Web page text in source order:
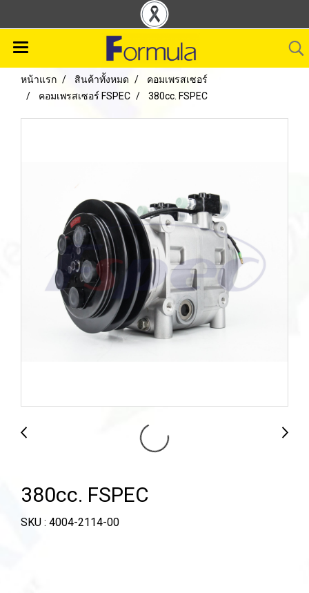
หน้าแรก สินค้าทั้งหมด
คอมเพรสเซอร์
คอมเพรสเซอร์ FSPEC
380cc. FSPEC
380cc. FSPEC
SKU : 4004-2114-00